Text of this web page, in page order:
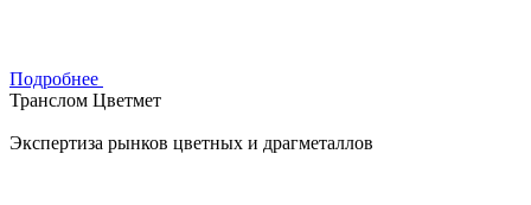
Подробнее
Транслом Цветмет
Экспертиза рынков цветных и драгметаллов